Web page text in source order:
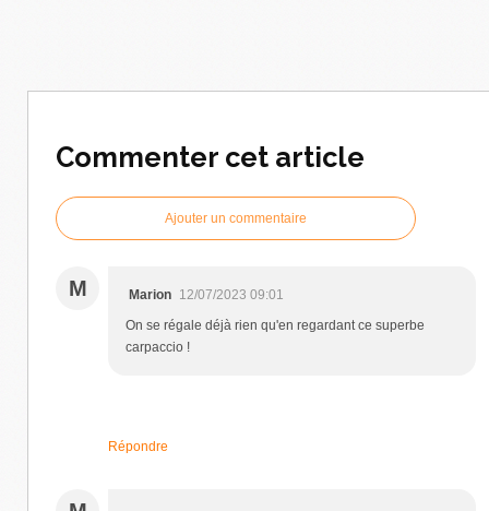
Commenter cet article
Ajouter un commentaire
M Marion 12/07/2023 09:01
On se régale déjà rien qu'en regardant ce superbe
carpaccio !
Répondre